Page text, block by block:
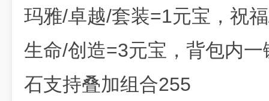
玛雅/卓越/套装=1元宝，祝
生命/创造=3元宝，背包内
石支持叠加组合255